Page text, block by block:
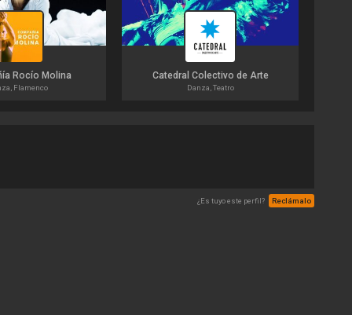
Rocío Molina
Flamenco
Catedral Colectivo de Arte
Danza, Teatro
¿Es tuyo este perfil? Reclámalo